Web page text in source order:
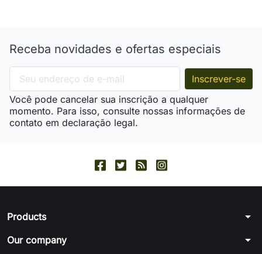
Receba novidades e ofertas especiais
Você pode cancelar sua inscrição a qualquer
momento. Para isso, consulte nossas informações de
contato em declaração legal.
Products arrow_drop_down
Our company arrow_drop_down